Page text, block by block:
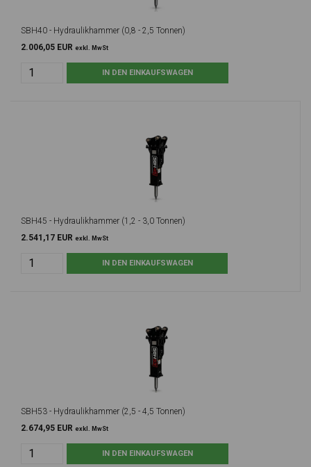
SBH40 - Hydraulikhammer (0,8 - 2,5 Tonnen)
2.006,05 EUR exkl. MwSt
SBH45 - Hydraulikhammer (1,2 - 3,0 Tonnen)
2.541,17 EUR exkl. MwSt
SBH53 - Hydraulikhammer (2,5 - 4,5 Tonnen)
2.674,95 EUR exkl. MwSt